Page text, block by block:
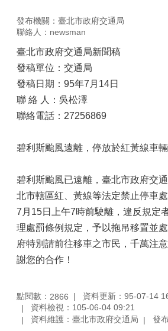
發布機關：臺北市政府交通局
聯絡人：newsman
臺北市政府交通局新聞稿
發稿單位：交通局
發稿日期：95年7月14日
聯 絡 人：吳松澤
聯絡電話：27256869
碧利斯颱風遠離，停放於紅黃線車
碧利斯颱風已遠離，臺北市政府交
北市轄區紅、黃線等法定禁止停車
7月15日上午7時前駛離，違反規定
理處罰條例規定，予以拖吊移置並
府特別請前往移車之市民，千萬注
謝您的合作！
點閱數： 2866
資料更新：95-07-14
資料檢視：105-06-04 09:21
資料維護：臺北市政府交通局
發